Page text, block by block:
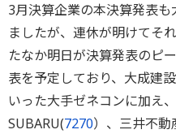
3月決算企業の本決算発表
ましたが、連休が明けてそ
たなか明日が決算発表のピ
表を予定しており、大成建
いった大手ゼネコンに加え
SUBARU(7270）、三井不動